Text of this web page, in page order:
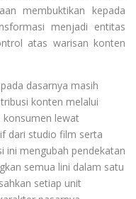
membuktikan kepada
menjadi entitas
atas warisan konten
dasarnya masih
konten melalui
konsumen lewat
dari studio film serta
ini mengubah pendekatan
semua lini dalam satu
setiap unit